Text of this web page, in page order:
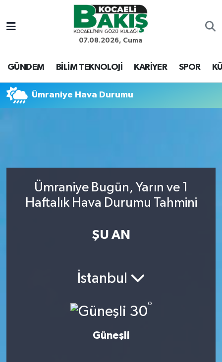
07.08.2026, Cuma
GÜNDEM BİLİM TEKNOLOJİ KARİYER SPOR
Ümraniye Hava Durumu
Ümraniye Bugün, Yarın ve 1
Haftalık Hava Durumu Tahmini
ŞU AN
İstanbul
30°
Güneşli
Kocaeli Nöbetçi Eczaneler
Kocaeli Hava Durumu
Haber Arşivi